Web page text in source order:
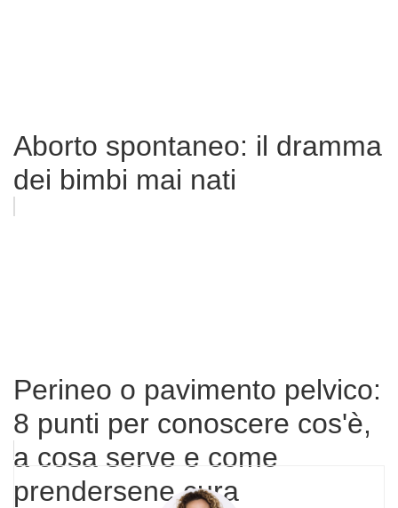
Aborto spontaneo: il dramma
dei bimbi mai nati
Perineo o pavimento pelvico:
8 punti per conoscere cos'è,
a cosa serve e come
prendersene cura